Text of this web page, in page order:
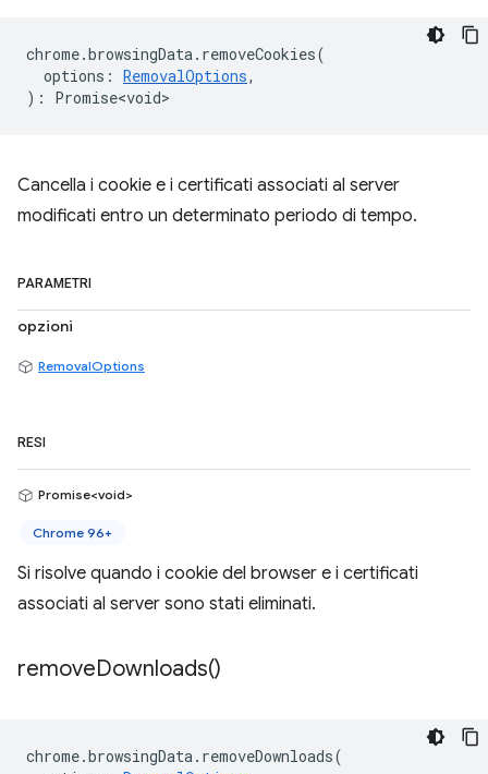
chrome.browsingData. removeCookies(
options : RemovalOptions,
) : Promise<void>
Cancella i cookie e i certificati associati al server
modificati entro un determinato periodo di tempo.
PARAMETRI
opzioni
RemovalOptions
RESI
Promise<void>
Chrome 96+
Si risolve quando i cookie del browser e i certificati
associati al server sono stati eliminati.
removeDownloads()
chrome.browsingData. removeDownloads(